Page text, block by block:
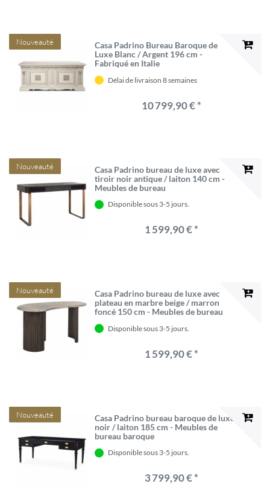
Nouveauté
Casa Padrino Bureau Baroque de
Luxe Blanc / Argent 196 cm -
Fabriqué en Italie
Délai de livraison 8 semaines
10 799,90 € *
Nouveauté
Casa Padrino bureau de luxe avec
tiroir noir antique / laiton 140 cm -
Meubles de bureau
Disponible sous 3-5 jours.
1 599,90 € *
Nouveauté
Casa Padrino bureau de luxe avec
plateau en marbre beige / marron
foncé 150 cm - Meubles de bureau
Disponible sous 3-5 jours.
1 599,90 € *
Nouveauté
Casa Padrino bureau baroque de luxe
noir / laiton 185 cm - Meubles de
bureau baroque
Disponible sous 3-5 jours.
3 799,90 € *